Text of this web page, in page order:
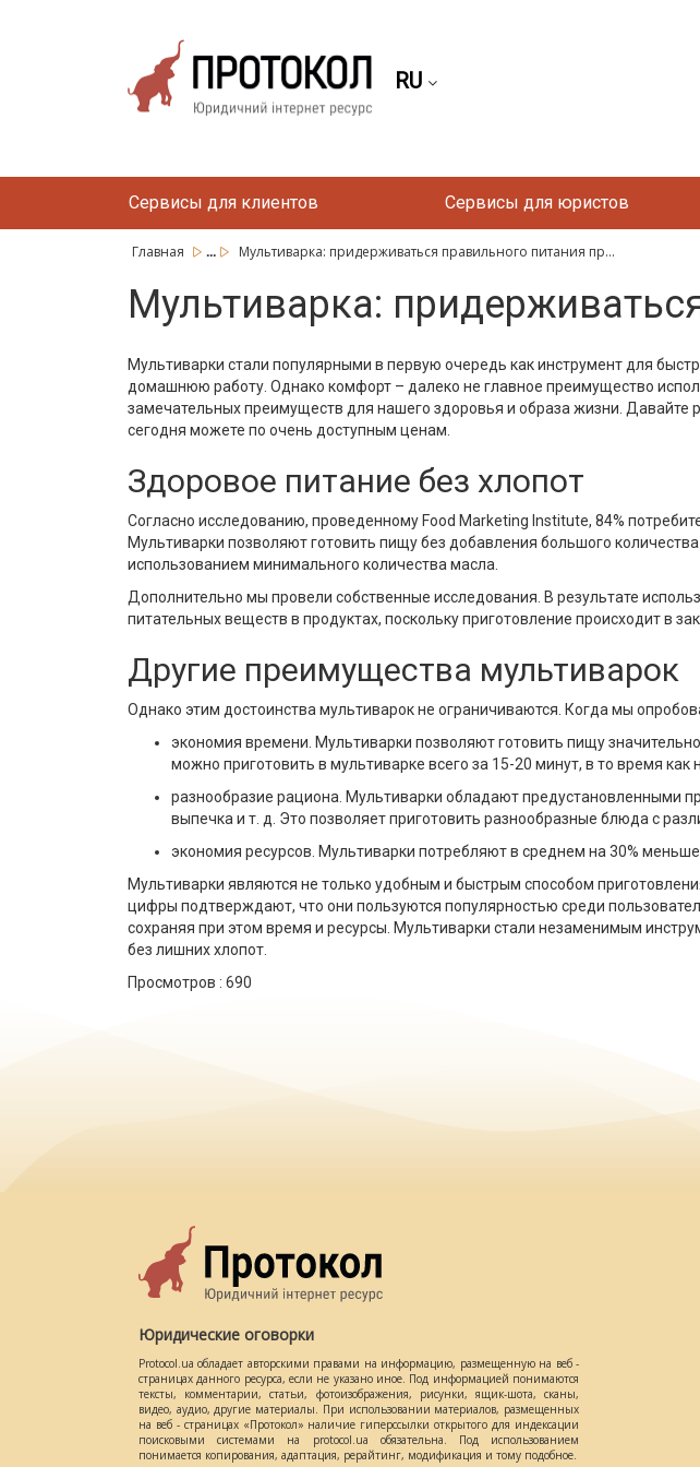
RU
Сервисы для клиентов Сервисы для юристов
Главная ... Мультиварка: придерживаться правильного питания пр...
Мультиварка:
Мультиварки стали популярными в первую очередь как инструмент для
домашнюю работу. Однако комфорт – далеко не главное преимущество
замечательных преимуществ для нашего здоровья и образа жизни. Давайте
сегодня можете по очень доступным ценам.
Здоровое питание без хлопот
Согласно исследованию, проведенному Food Marketing Institute, 84%
Мультиварки позволяют готовить пищу без добавления большого
использованием минимального количества масла.
Дополнительно мы провели собственные исследования. В результате
питательных веществ в продуктах, поскольку приготовление происходит в
Другие преимущества мультиварок
Однако этим достоинства мультиварок не ограничиваются. Когда мы
экономия времени. Мультиварки позволяют готовить пищу
можно приготовить в мультиварке всего за 15-20 минут, в то время
разнообразие рациона. Мультиварки обладают предустановленными
выпечка и т. д. Это позволяет приготовить разнообразные блюда с
экономия ресурсов. Мультиварки потребляют в среднем на 30%
Мультиварки являются не только удобным и быстрым способом
цифры подтверждают, что они пользуются популярностью среди
сохраняя при этом время и ресурсы. Мультиварки стали незаменимым
без лишних хлопот.
Просмотров : 690
Юридические оговорки
Protocol.ua обладает авторскими правами на информацию, размещенную на веб -
страницах данного ресурса, если не указано иное. Под информацией понимаются
тексты, комментарии, статьи, фотоизображения, рисунки, ящик-шота, сканы,
видео, аудио, другие материалы. При использовании материалов, размещенных
на веб - страницах «Протокол» наличие гиперссылки открытого для индексации
поисковыми системами на protocol.ua обязательна. Под использованием
понимается копирования, адаптация, рерайтинг, модификация и тому подобное.